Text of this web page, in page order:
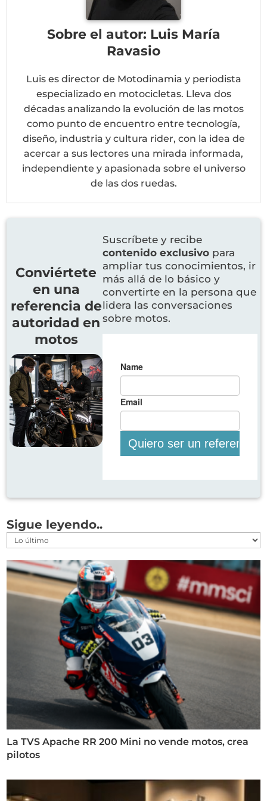
Sobre el autor: Luis María
Ravasio
Luis es director de Motodinamia y periodista
especializado en motocicletas. Lleva dos
décadas analizando la evolución de las motos
como punto de encuentro entre tecnología,
diseño, industria y cultura rider, con la idea de
acercar a sus lectores una mirada informada,
independiente y apasionada sobre el universo
de las dos ruedas.
Conviértete
en una
referencia de
autoridad en
motos
Suscríbete y recibe
contenido exclusivo para
ampliar tus conocimientos, ir
más allá de lo básico y
convertirte en la persona que
lidera las conversaciones
sobre motos.
Sigue leyendo..
La TVS Apache RR 200 Mini no vende motos, crea
pilotos